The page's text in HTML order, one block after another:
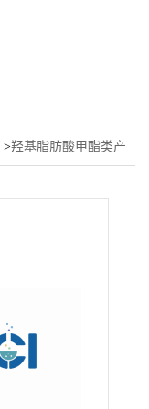
>羟基脂肪酸甲酯类产